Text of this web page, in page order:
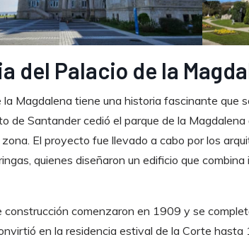
del Palacio de la
la Magdalena tiene una historia fascinante que
de Santander cedió el parque de la
El proyecto fue llevado a cabo por los
quienes diseñaron un edificio que
construcción comenzaron en 1909 y se
en la residencia estival de la Corte